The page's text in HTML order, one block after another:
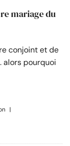
mariage du
conjoint et de
alors pourquoi
|